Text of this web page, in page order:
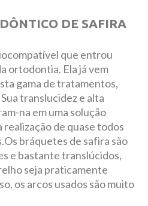
DE SAFIRA
que entrou
ortodontia. Ela já vem
gama de tratamentos,
translucidez e alta
na em uma solução
de quase todos
bráquetes de safira são
e bastante translúcidos,
seja praticamente
os arcos usados são muito